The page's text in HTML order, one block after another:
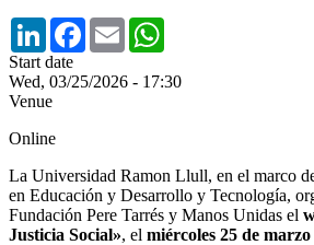
LinkedInFacebook
Email
Start date
Wed, 03/25/2026 - 17:30
Venue
Online
La Universidad Ramon Llull, en el marco
en Educación y Desarrollo y Tecnología,
Fundación Pere Tarrés y Manos Unidas el
Justicia Social», el miércoles 25 de